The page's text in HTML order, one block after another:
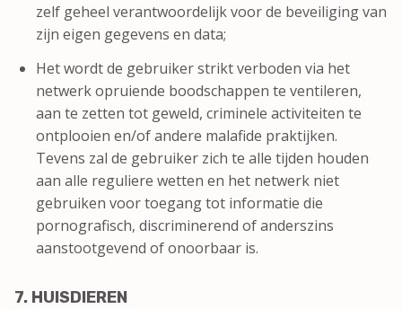
zelf geheel verantwoordelijk voor de beveiliging van
zijn eigen gegevens en data;
Het wordt de gebruiker strikt verboden via het
netwerk opruiende boodschappen te ventileren,
aan te zetten tot geweld, criminele activiteiten te
ontplooien en/of andere malafide praktijken.
Tevens zal de gebruiker zich te alle tijden houden
aan alle reguliere wetten en het netwerk niet
gebruiken voor toegang tot informatie die
pornografisch, discriminerend of anderszins
aanstootgevend of onoorbaar is.
7. HUISDIEREN